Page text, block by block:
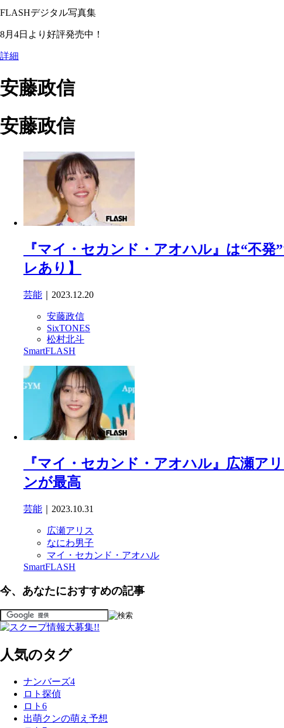
FLASHデジタル写真集
8月4日より好評発売中！
詳細
安藤政信
安藤政信
『マイ・セカンド・アオハル』は“不
レあり】
芸能 ｜2023.12.20
安藤政信
SixTONES
松村北斗
SmartFLASH
『マイ・セカンド・アオハル』広瀬ア
ンが最高
芸能 ｜2023.10.31
広瀬アリス
なにわ男子
マイ・セカンド・アオハル
SmartFLASH
今、あなたにおすすめの記事
人気のタグ
ナンバーズ4
ロト探偵
ロト6
出萌クンの萌え予想